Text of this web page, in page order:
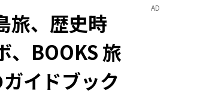
旅、歴史時
、BOOKS 旅
イドブック
AD